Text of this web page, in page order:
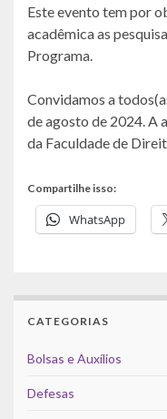
Este evento tem por
acadêmica as
Programa.
Convidamos a
de agosto de 2024. A
da Faculdade de
Compartilhe isso:
WhatsApp
CATEGORIAS
Bolsas e Auxílios
Defesas